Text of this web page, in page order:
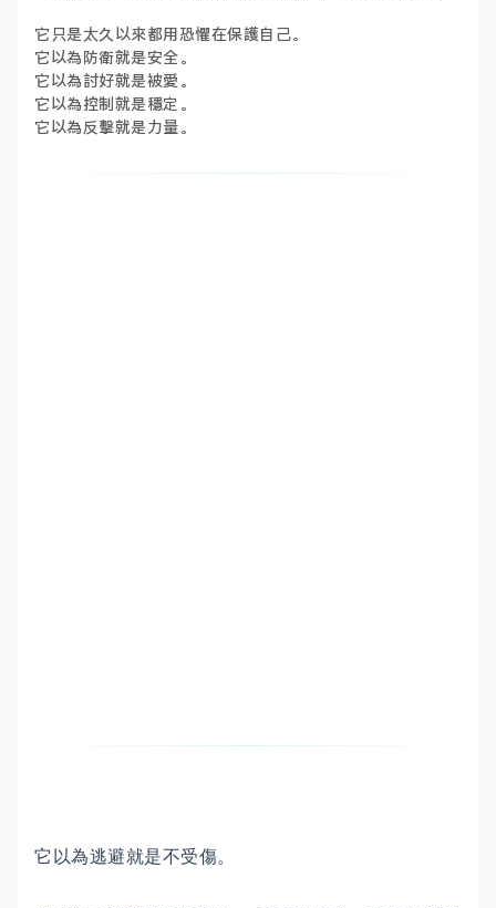
它只是太久以來都用恐懼在保護自己。
它以為防衛就是安全。
它以為討好就是被愛。
它以為控制就是穩定。
它以為反擊就是力量。
它以為逃避就是不受傷。